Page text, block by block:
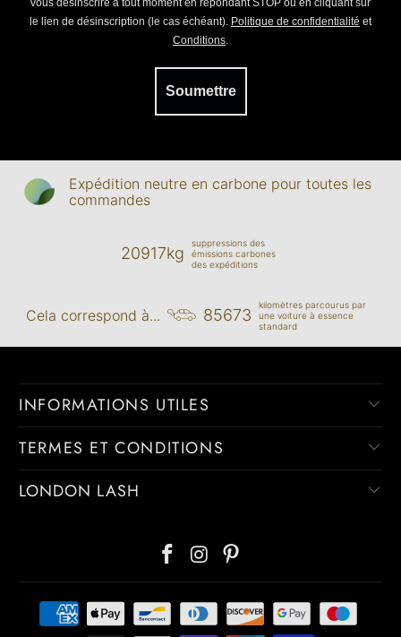
le lien de désinscription (le cas échéant). Politique de confidentialité et
Conditions
Soumettre
Expédition neutre en carbone pour toutes les
commandes
20917kg
suppressions des
émissions carbones
des expéditions
Cela correspond à... 85673
kilomètres parcourus par
une voiture à essence
standard
INFORMATIONS UTILES
TERMES ET CONDITIONS
LONDON LASH